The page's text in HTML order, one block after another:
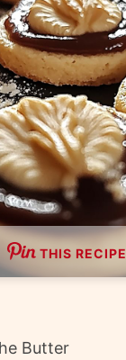
THIS RECIPE
Butter